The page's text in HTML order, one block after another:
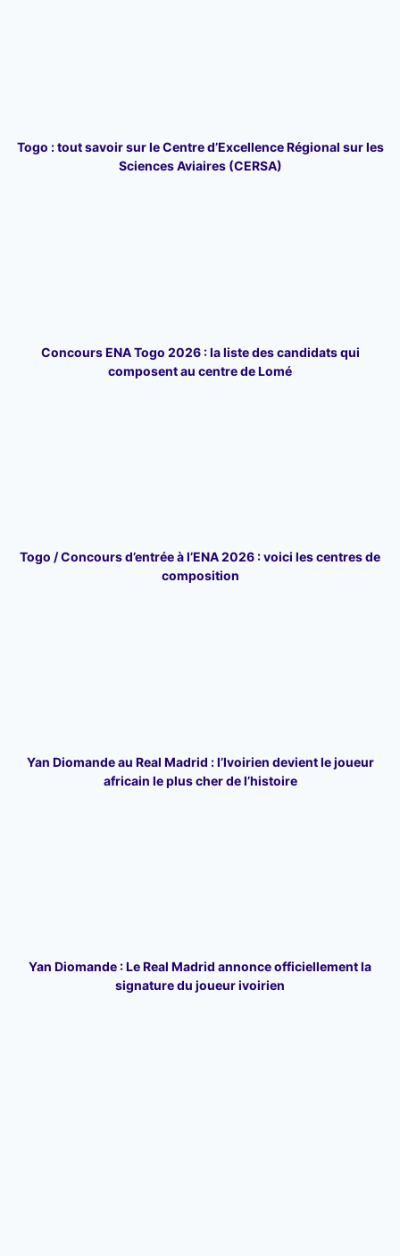
Togo : tout savoir sur le Centre d’Excellence Régional sur les
Sciences Aviaires (CERSA)
Concours ENA Togo 2026 : la liste des candidats qui
composent au centre de Lomé
Togo / Concours d’entrée à l’ENA 2026 : voici les centres de
composition
Yan Diomande au Real Madrid : l’Ivoirien devient le joueur
africain le plus cher de l’histoire
Yan Diomande : Le Real Madrid annonce officiellement la
signature du joueur ivoirien